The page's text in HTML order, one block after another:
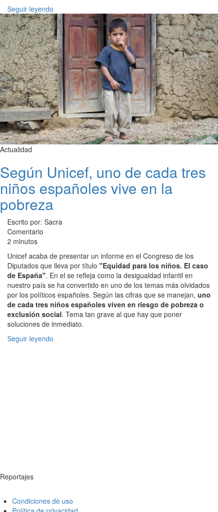
Seguir leyendo
Actualidad
Según Unicef, uno de cada tres
niños españoles vive en la
pobreza
Escrito por: Sacra
Comentario
2 minutos
Unicef acaba de presentar un informe en el Congreso de los
Diputados que lleva por título "Equidad para los niños. El caso
de España". En el se refleja como la desigualdad infantil en
nuestro país se ha convertido en uno de los temas más olvidados
por los políticos españoles. Según las cifras que se manejan, uno
de cada tres niños españoles viven en riesgo de pobreza o
exclusión social. Tema tan grave al que hay que poner
soluciones de inmediato.
Seguir leyendo
Reportajes
Condiciones de uso